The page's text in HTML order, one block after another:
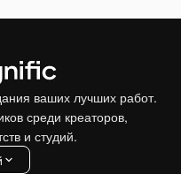
ваших лучших работ.
среди креаторов,
и студий.